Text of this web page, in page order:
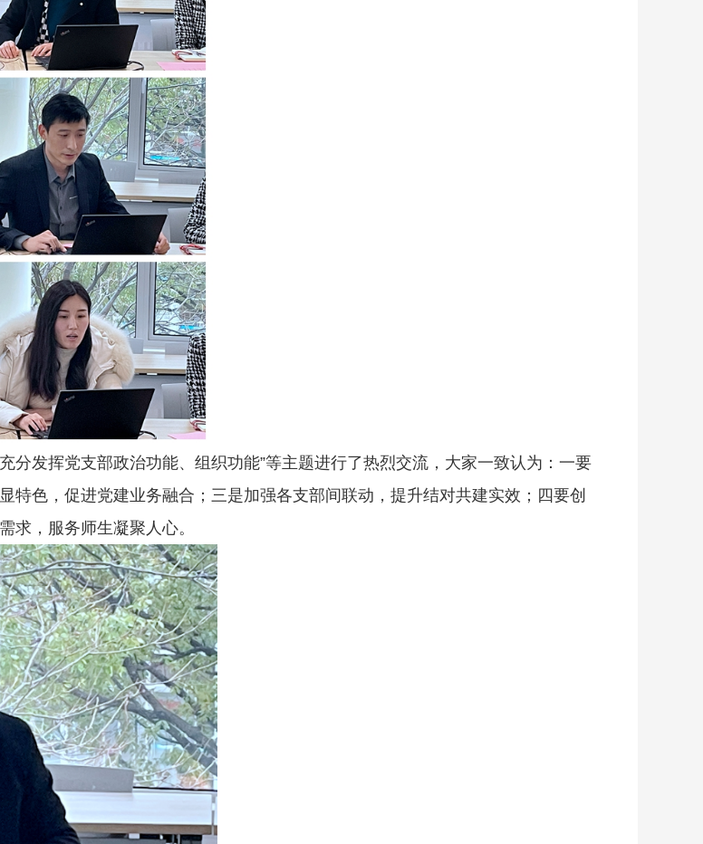
分发挥党支部政治功能、组织功能”等主题进行了热烈交流，大家一致认为：一要
特色，促进党建业务融合；三是加强各支部间联动，提升结对共建实效；四要创
求，服务师生凝聚人心。